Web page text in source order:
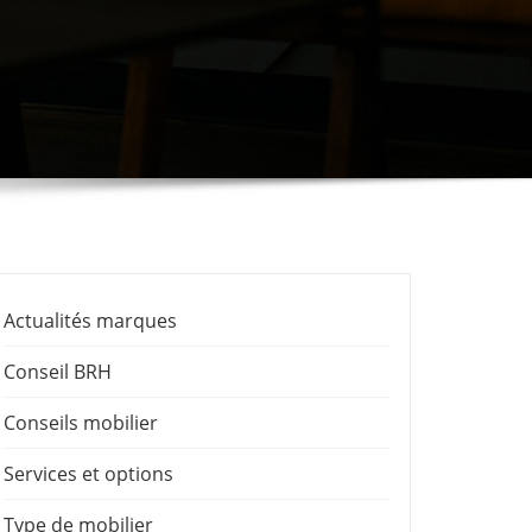
Actualités marques
Conseil BRH
Conseils mobilier
Services et options
Type de mobilier